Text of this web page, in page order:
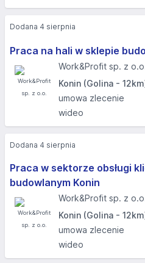
Praca na hali w sklepie
Work&Profit sp. z
Konin (Golina -
umowa zlecenie
wideo
Dodana 4 sierpnia
Praca w sektorze obsługi
budowlanym Konin
Work&Profit sp. z
Konin (Golina -
umowa zlecenie
wideo
Dodana 4 sierpnia